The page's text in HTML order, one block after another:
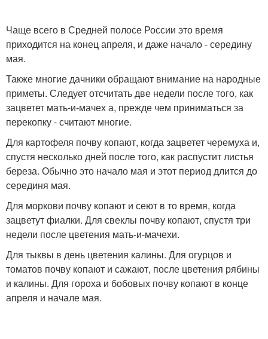
Чаще всего в Средней полосе России это время
приходится на конец апреля, и даже начало - середину
мая.
Также многие дачники обращают внимание на народные
приметы. Следует отсчитать две недели после того, как
зацветет мать-и-мачех а, прежде чем приниматься за
перекопку - считают многие.
Для картофеля почву копают, когда зацветет черемуха и,
спустя несколько дней после того, как распустит листья
береза. Обычно это начало мая и этот период длится до
серединя мая.
Для моркови почву копают и сеют в то время, когда
зацветут фиалки. Для свеклы почву копают, спустя три
недели после цветения мать-и-мачехи.
Для тыквы в день цветения калины. Для огурцов и
томатов почву копают и сажают, после цветения рябины
и калины. Для гороха и бобовых почву копают в конце
апреля и начале мая.